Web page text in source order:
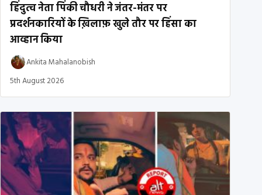
हिंदुत्व नेता पिंकी चौधरी ने जंतर-मंतर पर
प्रदर्शनकारियों के ख़िलाफ़ खुले तौर पर हिंसा का
आव्हान किया
Ankita Mahalanobish
5th August 2026